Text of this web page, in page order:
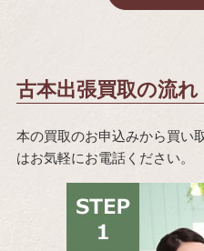
古本出張買取の流れ
本の買取のお申込みから買い
はお気軽にお電話ください。